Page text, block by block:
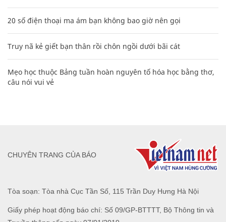
20 số điện thoại ma ám bạn không bao giờ nên gọi
Truy nã kẻ giết bạn thân rồi chôn ngồi dưới bãi cát
Mẹo học thuộc Bảng tuần hoàn nguyên tố hóa học bằng thơ,
câu nói vui vẻ
Tòa soạn: Tòa nhà Cục Tần Số, 115 Trần Duy Hưng Hà Nội
Giấy phép hoạt động báo chí: Số 09/GP-BTTTT, Bộ Thông tin và
CHUYÊN TRANG CỦA BÁO